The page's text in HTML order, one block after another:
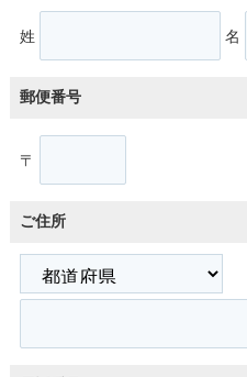
姓 名
郵便番号
〒
ご住所